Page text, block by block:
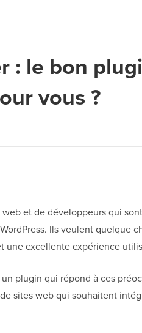
: le bon
vous ?
et de développeurs qui
Ils veulent quelque
une excellente expérience
plugin qui répond à ces
sites web qui souhaitent